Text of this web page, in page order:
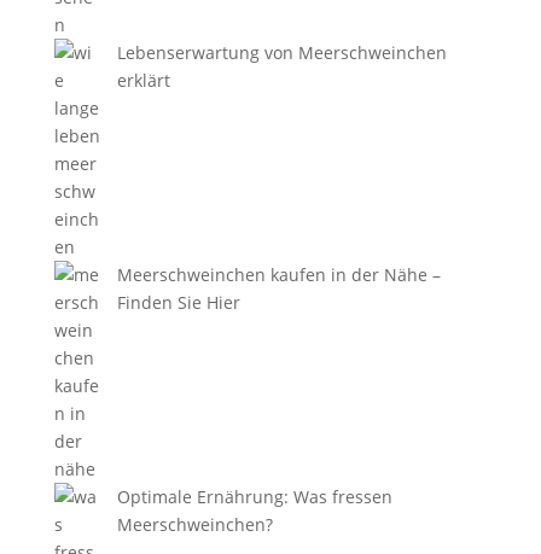
Lebenserwartung von Meerschweinchen
erklärt
Meerschweinchen kaufen in der Nähe –
Finden Sie Hier
Optimale Ernährung: Was fressen
Meerschweinchen?